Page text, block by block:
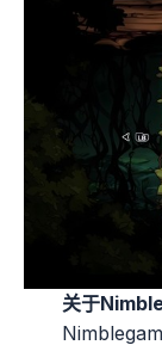
关于